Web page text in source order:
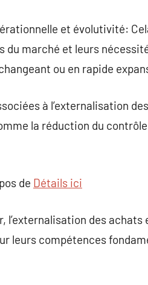
et évolutivité:
du marché et leurs
ou en rapide
à l’externalisation
la réduction du
de Détails ici
l’externalisation des
leurs compétences